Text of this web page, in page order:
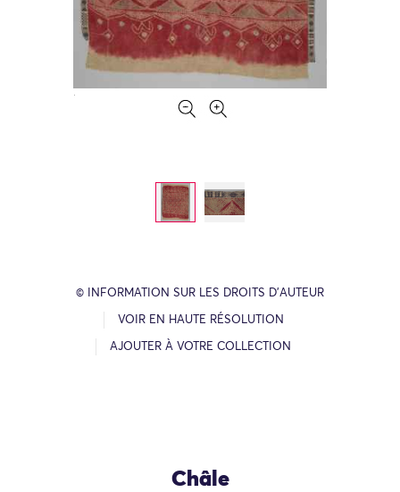
© INFORMATION SUR LES DROITS D’AUTEUR
VOIR EN HAUTE RÉSOLUTION
AJOUTER À VOTRE COLLECTION
Châle